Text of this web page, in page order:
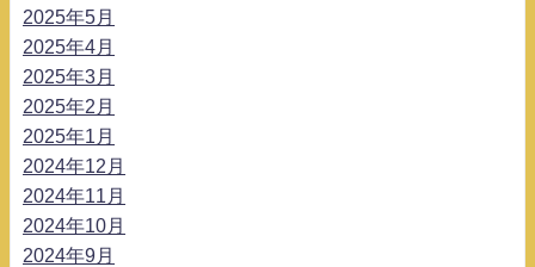
2025年5月
2025年4月
2025年3月
2025年2月
2025年1月
2024年12月
2024年11月
2024年10月
2024年9月